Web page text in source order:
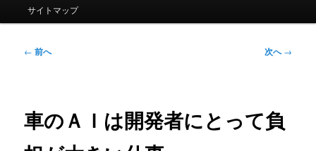
ュ
サイトマップ
投
ゲ
ー
← 前へ 次へ→
車のＡＩは開発者にとって負